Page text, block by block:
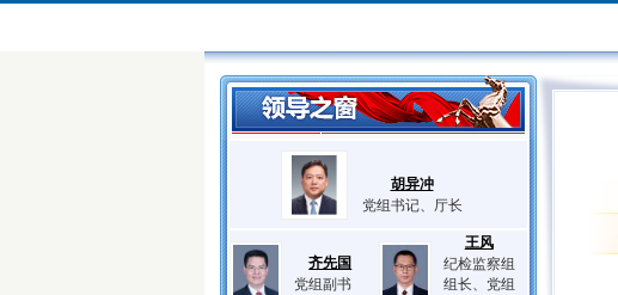
胡异冲
党组书记、厅长
齐先国
党组副书
王风
纪检监察组
组长、党组